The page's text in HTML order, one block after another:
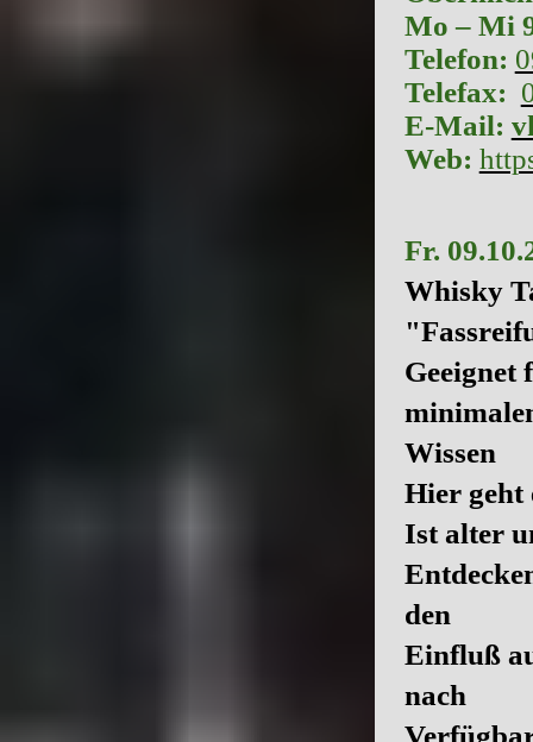
Mo – Mi
Telefon:
Telefax:
E-Mail:
Web:
Fr.
Whisky
Geeignet
Wissen
Hier geht
Ist alter
den
Einfluß
nach